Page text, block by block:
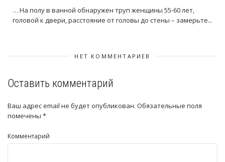
… На полу в ванной обнаружен труп женщины 55-60 лет,
головой к двери, расстояние от головы до стены – замерьте...
НЕТ КОММЕНТАРИЕВ
Оставить комментарий
Ваш адрес email не будет опубликован. Обязательные поля
помечены *
Комментарий